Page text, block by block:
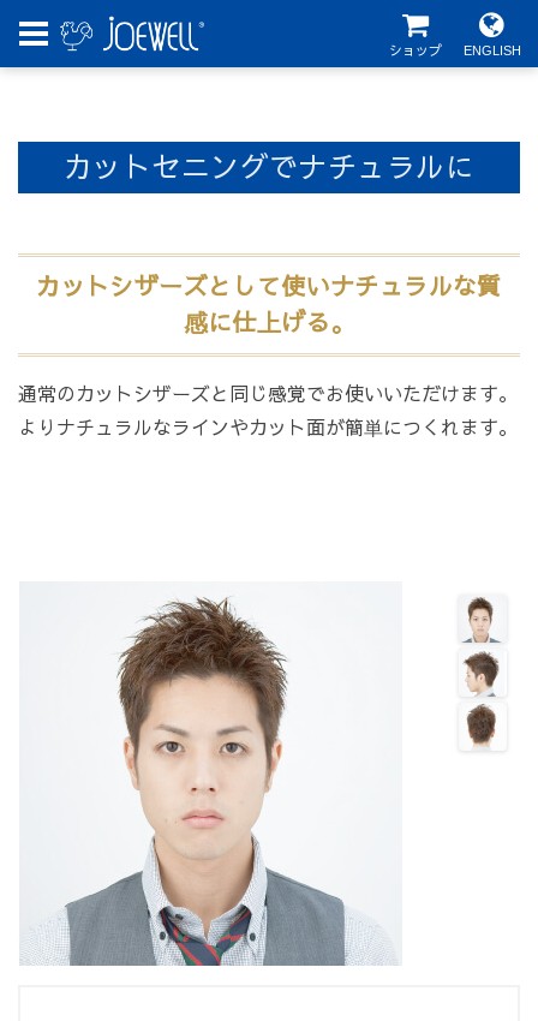
ENGLISH
ショップ
カットセニングでナチュラルに
カットシザーズとして使いナチュラルな質
感に仕上げる。
通常のカットシザーズと同じ感覚でお使いいただけます。
よりナチュラルなラインやカット面が簡単につくれます。